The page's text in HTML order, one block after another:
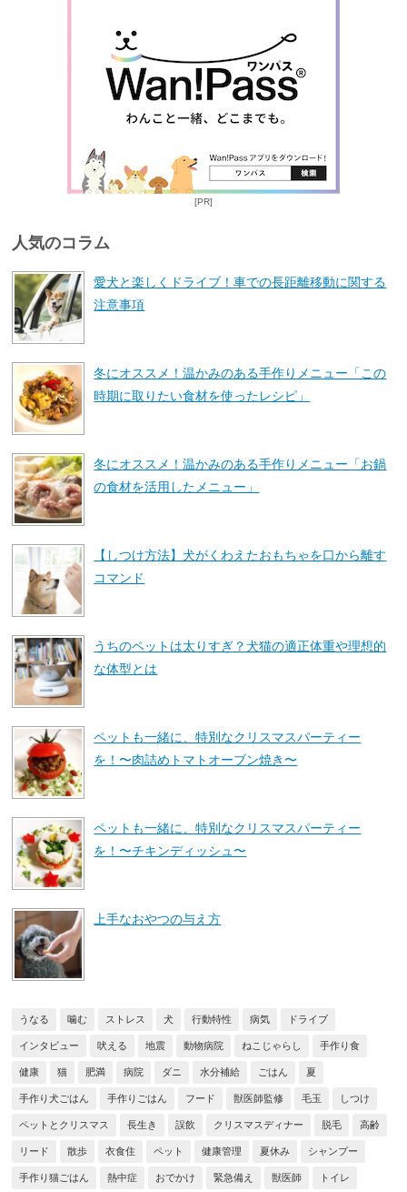
[PR]
人気のコラム
愛犬と楽しくドライブ！車での長距離移動に関する
注意事項
冬にオススメ！温かみのある手作りメニュー「この
時期に取りたい食材を使ったレシピ」
冬にオススメ！温かみのある手作りメニュー「お鍋
の食材を活用したメニュー」
【しつけ方法】犬がくわえたおもちゃを口から離す
コマンド
うちのペットは太りすぎ？犬猫の適正体重や理想的
な体型とは
ペットも一緒に、特別なクリスマスパーティー
を！〜肉詰めトマトオーブン焼き〜
ペットも一緒に、特別なクリスマスパーティー
を！〜チキンディッシュ〜
上手なおやつの与え方
うなる 噛む ストレス 犬 行動特性 病気 ドライブ
インタビュー 吠える 地震 動物病院 ねこじゃらし 手作り食
健康 猫 肥満 病院 ダニ 水分補給 ごはん 夏
手作り犬ごはん 手作りごはん フード 獣医師監修 毛玉 しつけ
ペットとクリスマス 長生き 誤飲 クリスマスディナー 脱毛 高齢
リード 散歩 衣食住 ペット 健康管理 夏休み シャンプー
手作り猫ごはん 熱中症 おでかけ 緊急備え 獣医師 トイレ